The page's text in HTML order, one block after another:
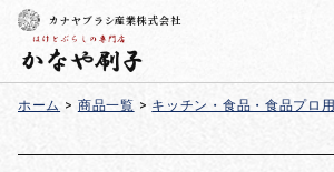
カナヤブラシ産業株式会社
ホーム > 商品一覧 > キッチン・食品・食品プロ用